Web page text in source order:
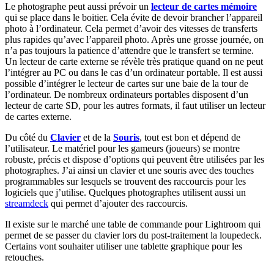
Le photographe peut aussi prévoir un lecteur de cartes mémoire
qui se place dans le boitier. Cela évite de devoir brancher l’appareil
photo à l’ordinateur. Cela permet d’avoir des vitesses de transferts
plus rapides qu’avec l’appareil photo. Après une grosse journée, on
n’a pas toujours la patience d’attendre que le transfert se termine.
Un lecteur de carte externe se révèle très pratique quand on ne peut
l’intégrer au PC ou dans le cas d’un ordinateur portable. Il est aussi
possible d’intégrer le lecteur de cartes sur une baie de la tour de
l’ordinateur. De nombreux ordinateurs portables disposent d’un
lecteur de carte SD, pour les autres formats, il faut utiliser un lecteur
de cartes externe.
Du côté du Clavier et de la Souris, tout est bon et dépend de
l’utilisateur. Le matériel pour les gameurs (joueurs) se montre
robuste, précis et dispose d’options qui peuvent être utilisées par les
photographes. J’ai ainsi un clavier et une souris avec des touches
programmables sur lesquels se trouvent des raccourcis pour les
logiciels que j’utilise. Quelques photographes utilisent aussi un
streamdeck qui permet d’ajouter des raccourcis.
Il existe sur le marché une table de commande pour Lightroom qui
permet de se passer du clavier lors du post-traitement la loupedeck.
Certains vont souhaiter utiliser une tablette graphique pour les
retouches.